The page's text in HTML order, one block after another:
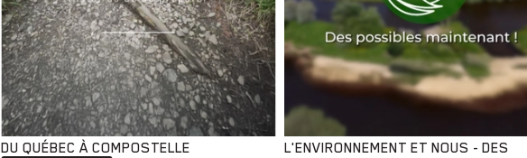
DU QUÉBEC À COMPOSTELLE
L'ENVIRONNEMENT ET NOUS - DES